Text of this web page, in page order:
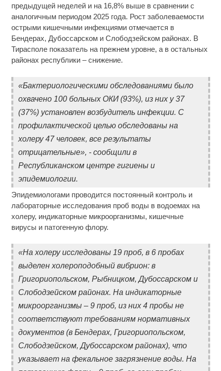
предыдущей неделей и на 16,8% выше в сравнении с
аналогичным периодом 2025 года. Рост заболеваемости
острыми кишечными инфекциями отмечается в
Бендерах, Дубоссарском и Слободзейском районах. В
Тирасполе показатель на прежнем уровне, а в остальных
районах республики – снижение.
«Бактериологическими обследованиями было
охвачено 100 больных ОКИ (93%), из них у 37
(37%) установлен возбудитель инфекции. С
профилактической целью обследованы на
холеру 47 человек, все результаты
отрицательные», - сообщили в
Республиканском центре гигиены и
эпидемиологии.
Эпидемиологами проводится постоянный контроль и
лабораторные исследования проб воды в водоемах на
холеру, индикаторные микроорганизмы, кишечные
вирусы и патогенную флору.
«На холеру исследованы 19 проб, в 6 пробах
выделен холероподобный вибрион: в
Григориопольском, Рыбницком, Дубоссарском и
Слободзейском районах. На индикаторные
микроорганизмы – 9 проб, из них 4 пробы не
соответствуют требованиям нормативных
документов (в Бендерах, Григориопольском,
Слободзейском, Дубоссарском районах), что
указывает на фекальное загрязнение воды. На